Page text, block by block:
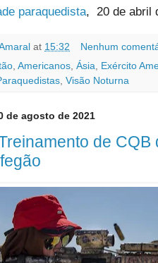
paraquedista, 20 de abril
at 15:32
Nenhum
Americanos Ásia
Exército
Visão Noturna
de agosto de 2021
de